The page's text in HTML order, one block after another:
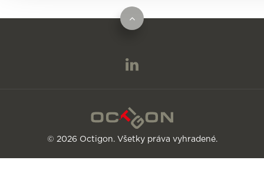
© 2026 Octigon. Všetky práva vyhradené.